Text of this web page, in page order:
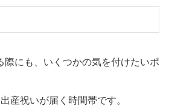
際にも、いくつかの気を付けたいポ
産祝いが届く時間帯です。